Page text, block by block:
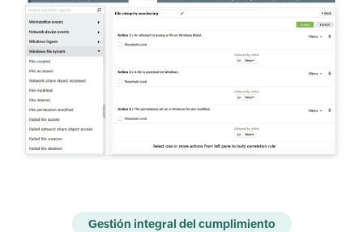
Gestión integral del cumplimiento